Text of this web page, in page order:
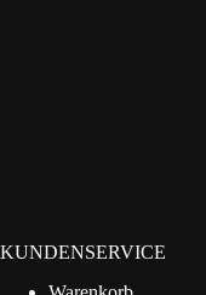
KUNDENSERVICE